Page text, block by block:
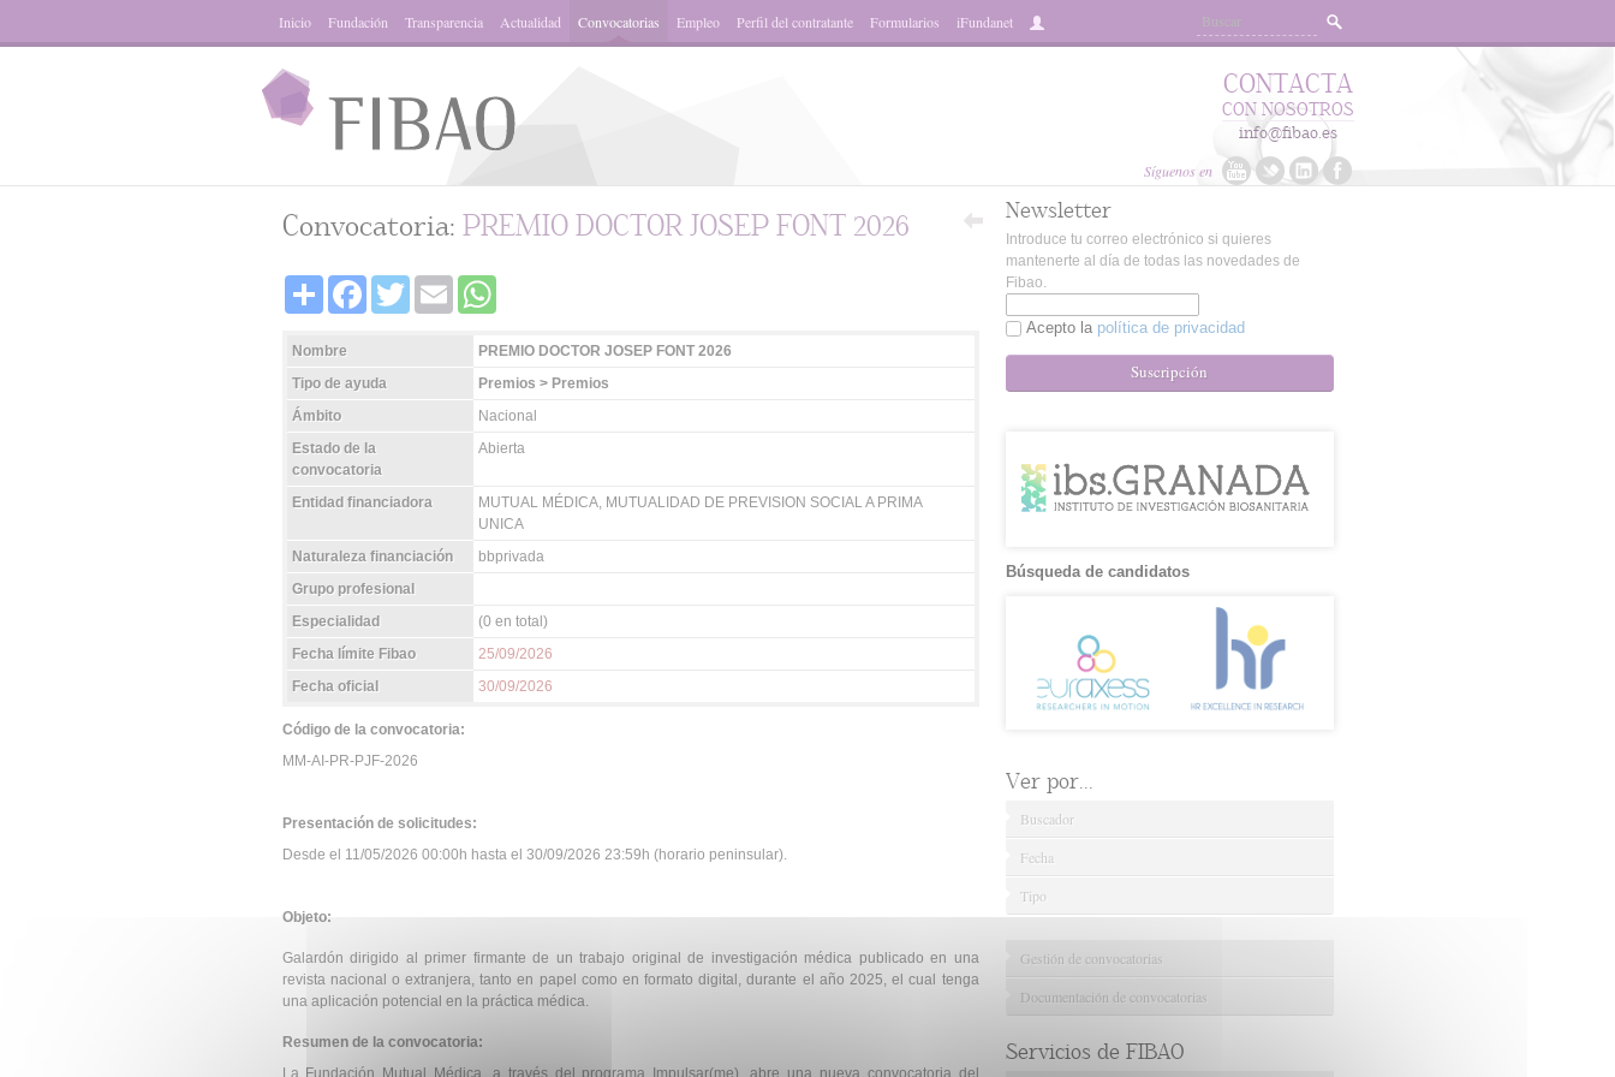
Inicio Fundación Transparencia Actualidad Convocatorias Empleo Perfil del contratante Formularios iFundanet
Síguenos en
CONTACTA
CON NOSOTROS
info@fibao.es
Convocatoria: PREMIO DOCTOR JOSEP FONT 2026
Share FacebookTwitter Email
Nombre
PREMIO DOCTOR JOSEP FONT 2026
Tipo de ayuda
Premios > Premios
Ámbito
Nacional
Estado de la
convocatoria
Abierta
Entidad financiadora
MUTUAL MÉDICA, MUTUALIDAD DE PREVISION SOCIAL A PRIMA
UNICA
Naturaleza financiación
bbprivada
Grupo profesional
Especialidad
(0 en total)
Fecha límite Fibao
25/09/2026
Fecha oficial
30/09/2026
Código de la convocatoria:
MM-AI-PR-PJF-2026
Presentación de solicitudes:
Desde el 11/05/2026 00:00h hasta el 30/09/2026 23:59h (horario peninsular).
Objeto:
Galardón dirigido al primer firmante de un trabajo original de investigación médica publicado en una
revista nacional o extranjera, tanto en papel como en formato digital, durante el año 2025, el cual tenga
una aplicación potencial en la práctica médica.
Resumen de la convocatoria:
La Fundación Mutual Médica, a través del programa Impulsar(me), abre una nueva convocatoria del
Newsletter
Introduce tu correo electrónico si quieres
mantenerte al día de todas las novedades de
Fibao.
Acepto la política de privacidad
Suscripción
Búsqueda de candidatos
Ver por...
Buscador
Fecha
Tipo
Gestión de convocatorias
Documentación de convocatorias
Servicios de FIBAO